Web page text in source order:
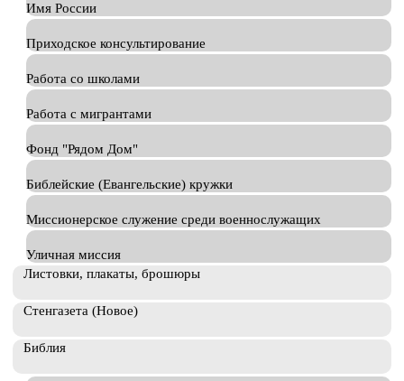
Имя России
Приходское консультирование
Работа со школами
Работа с мигрантами
Фонд "Рядом Дом"
Библейские (Евангельские) кружки
Миссионерское служение среди военнослужащих
Уличная миссия
Листовки, плакаты, брошюры
Стенгазета (Новое)
Библия